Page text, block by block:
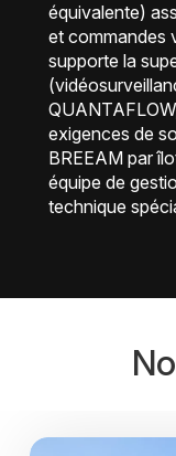
équivalente)
et commandes
supporte la
exigences de
BREEAM par
équipe de
technique